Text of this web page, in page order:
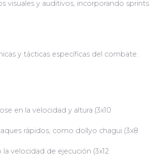
visuales y auditivos, incorporando sprints
y tácticas específicas del combate.
en la velocidad y altura (3x10
rápidos, como dollyo chagui (3x8
velocidad de ejecución (3x12